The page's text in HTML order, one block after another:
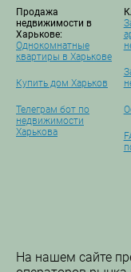
Продажа
недвижимости в
Харькове:
Однокомнатные
квартиры в Харькове
Купить дом Харьков
Телеграм бот по
недвижимости
Харькова
На нашем сайте